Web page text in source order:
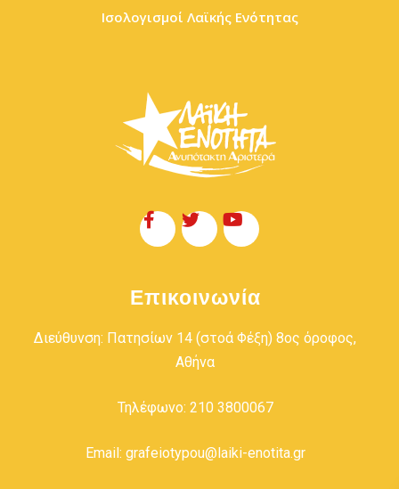
Ισολογισμοί Λαϊκής Ενότητας
Επικοινωνία
Διεύθυνση: Πατησίων 14 (στοά Φέξη) 8ος όροφος,
Αθήνα
Τηλέφωνο: 210 3800067
Email: grafeiotypou@laiki-enotita.gr